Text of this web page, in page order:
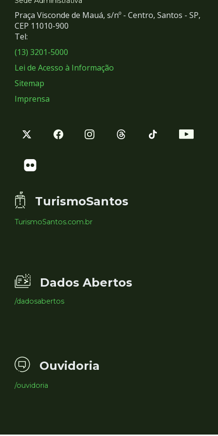
e
Redes
Sociais
Praça Visconde de Mauá, s/nº - Centro, Santos - SP,
CEP 11010-900
Tel:
(13) 3201-5000
Lei de Acesso à Informação
Sitemap
Imprensa
TurismoSantos
TurismoSantos.com.br
Dados Abertos
/dadosabertos
Ouvidoria
/ouvidoria